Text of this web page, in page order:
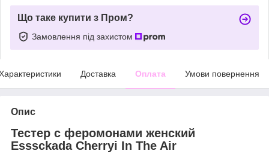
Що таке купити з Пром?
Замовлення під захистом
Доставка Оплата Умови повернення
Опис
Тестер с феромонами женский
Esssckada Cherryi In The Air